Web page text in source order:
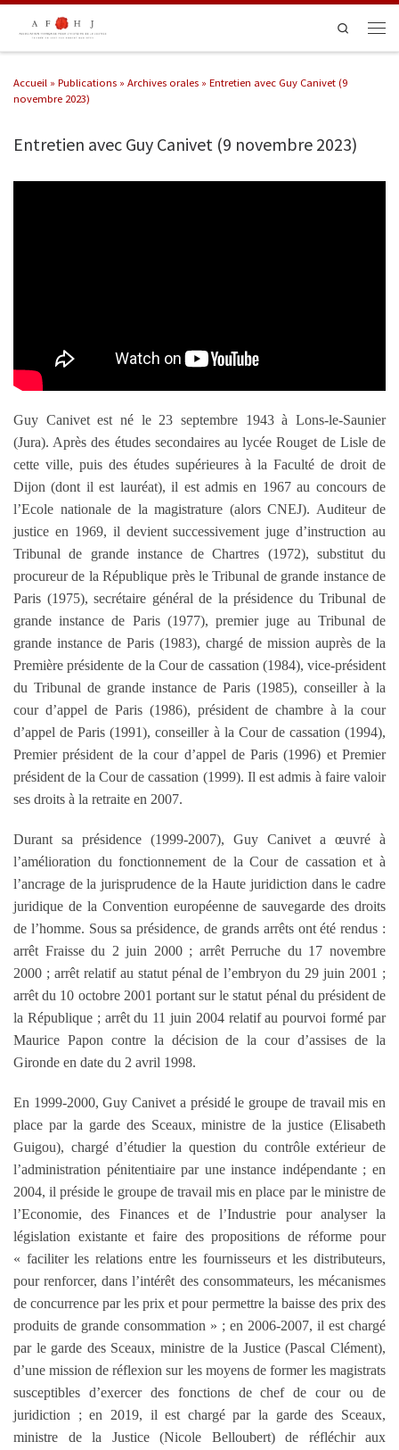
Passer au contenu
Search
Accueil » Publications » Archives orales » Entretien avec Guy Canivet (9
novembre 2023)
Entretien avec Guy Canivet (9 novembre 2023)
Guy Canivet est né le 23 septembre 1943 à Lons-le-Saunier
(Jura). Après des études secondaires au lycée Rouget de Lisle de
cette ville, puis des études supérieures à la Faculté de droit de
Dijon (dont il est lauréat), il est admis en 1967 au concours de
l’Ecole nationale de la magistrature (alors CNEJ). Auditeur de
justice en 1969, il devient successivement juge d’instruction au
Tribunal de grande instance de Chartres (1972), substitut du
procureur de la République près le Tribunal de grande instance de
Paris (1975), secrétaire général de la présidence du Tribunal de
grande instance de Paris (1977), premier juge au Tribunal de
grande instance de Paris (1983), chargé de mission auprès de la
Première présidente de la Cour de cassation (1984), vice-président
du Tribunal de grande instance de Paris (1985), conseiller à la
cour d’appel de Paris (1986), président de chambre à la cour
d’appel de Paris (1991), conseiller à la Cour de cassation (1994),
Premier président de la cour d’appel de Paris (1996) et Premier
président de la Cour de cassation (1999). Il est admis à faire valoir
ses droits à la retraite en 2007.
Durant sa présidence (1999-2007), Guy Canivet a œuvré à
l’amélioration du fonctionnement de la Cour de cassation et à
l’ancrage de la jurisprudence de la Haute juridiction dans le cadre
juridique de la Convention européenne de sauvegarde des droits
de l’homme. Sous sa présidence, de grands arrêts ont été rendus :
arrêt Fraisse du 2 juin 2000 ; arrêt Perruche du 17 novembre
2000 ; arrêt relatif au statut pénal de l’embryon du 29 juin 2001 ;
arrêt du 10 octobre 2001 portant sur le statut pénal du président de
la République ; arrêt du 11 juin 2004 relatif au pourvoi formé par
Maurice Papon contre la décision de la cour d’assises de la
Gironde en date du 2 avril 1998.
En 1999-2000, Guy Canivet a présidé le groupe de travail mis en
place par la garde des Sceaux, ministre de la justice (Elisabeth
Guigou), chargé d’étudier la question du contrôle extérieur de
l’administration pénitentiaire par une instance indépendante ; en
2004, il préside le groupe de travail mis en place par le ministre de
l’Economie, des Finances et de l’Industrie pour analyser la
législation existante et faire des propositions de réforme pour
« faciliter les relations entre les fournisseurs et les distributeurs,
pour renforcer, dans l’intérêt des consommateurs, les mécanismes
de concurrence par les prix et pour permettre la baisse des prix des
produits de grande consommation » ; en 2006-2007, il est chargé
par le garde des Sceaux, ministre de la Justice (Pascal Clément),
d’une mission de réflexion sur les moyens de former les magistrats
susceptibles d’exercer des fonctions de chef de cour ou de
juridiction ; en 2019, il est chargé par la garde des Sceaux,
ministre de la Justice (Nicole Belloubert) de réfléchir aux